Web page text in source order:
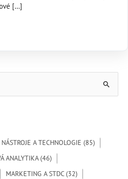
[…]
NÁSTROJE A TECHNOLOGIE (85)
ANALYTIKA(46)
MARKETING A STDC(32)